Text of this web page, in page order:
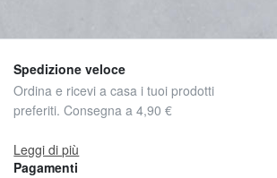
Spedizione veloce
Ordina e ricevi a casa i tuoi prodotti
preferiti. Consegna a 4,90 €
Leggi di più
Pagamenti